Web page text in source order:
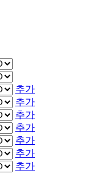
추가
추가
추가
추가
추가
추가
추가